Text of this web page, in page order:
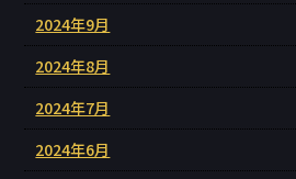
2024年9月
2024年8月
2024年7月
2024年6月